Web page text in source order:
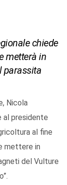
chiede
metterà in
parassita
Nicola
al presidente
al fine
mettere in
del Vulture